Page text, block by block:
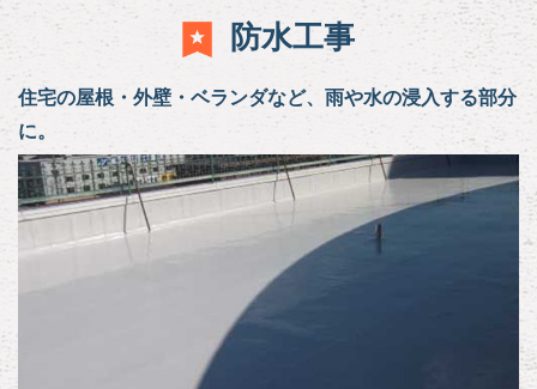
防水工事
住宅の屋根・外壁・ベランダなど、雨や水の浸入する部分
に。